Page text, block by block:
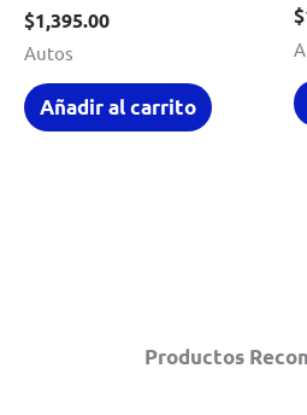
Productos
$1,395.00
Autos
Añadir al carrito
$